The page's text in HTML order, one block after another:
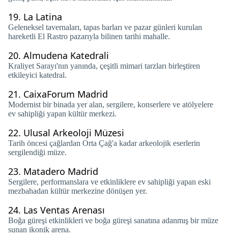
19. La Latina
Geleneksel tavernaları, tapas barları ve pazar günleri kurulan
hareketli El Rastro pazarıyla bilinen tarihi mahalle.
20. Almudena Katedrali
Kraliyet Sarayı'nın yanında, çeşitli mimari tarzları birleştiren
etkileyici katedral.
21. CaixaForum Madrid
Modernist bir binada yer alan, sergilere, konserlere ve atölyelere
ev sahipliği yapan kültür merkezi.
22. Ulusal Arkeoloji Müzesi
Tarih öncesi çağlardan Orta Çağ'a kadar arkeolojik eserlerin
sergilendiği müze.
23. Matadero Madrid
Sergilere, performanslara ve etkinliklere ev sahipliği yapan eski
mezbahadan kültür merkezine dönüşen yer.
24. Las Ventas Arenası
Boğa güreşi etkinlikleri ve boğa güreşi sanatına adanmış bir müze
sunan ikonik arena.